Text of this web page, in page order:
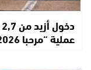
عملية “مرحبا 2026”